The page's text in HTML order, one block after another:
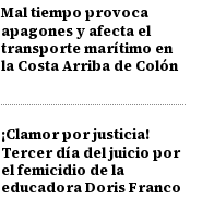
Mal tiempo provoca
apagones y afecta el
transporte marítimo en
la Costa Arriba de Colón
¡Clamor por justicia!
Tercer día del juicio por
el femicidio de la
educadora Doris Franco